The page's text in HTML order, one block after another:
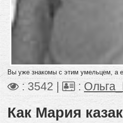
Вы уже знакомы с этим умельцем, а
: 3542 | :
Как Мария